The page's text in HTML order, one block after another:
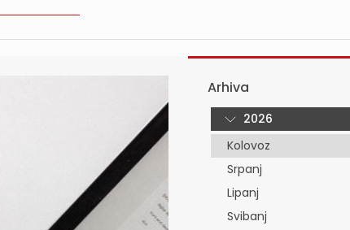
Arhiva
2026
Kolovoz
Srpanj
Lipanj
Svibanj